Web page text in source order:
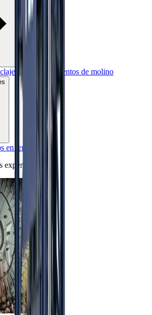
para revestimientos de molino
en terreno